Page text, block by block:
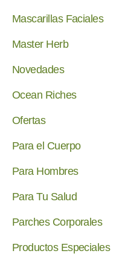
Mascarillas Faciales
Master Herb
Novedades
Ocean Riches
Ofertas
Para el Cuerpo
Para Hombres
Para Tu Salud
Parches Corporales
Productos Especiales